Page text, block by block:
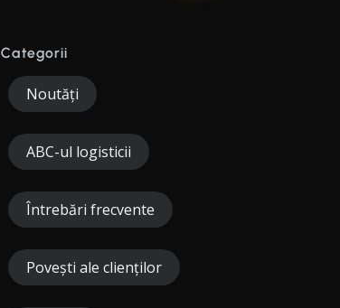
Categorii
Noutăți
ABC-ul logisticii
Întrebări frecvente
Povești ale clienților